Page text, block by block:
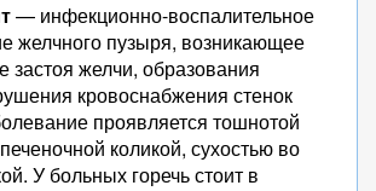
— инфекционно-воспалительное
желчного пузыря, возникающее
застоя желчи, образования
кровоснабжения стенок
проявляется тошнотой
коликой, сухостью во
У больных горечь стоит в